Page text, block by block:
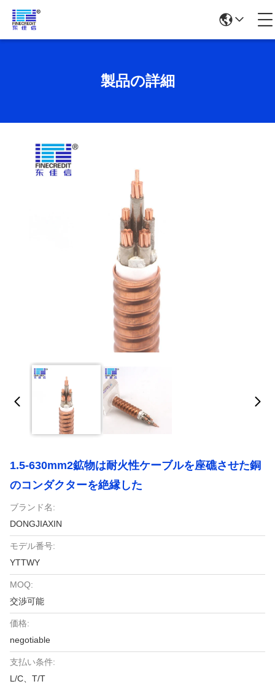
製品の詳細
1.5-630mm2鉱物は耐火性ケーブルを座礁させた銅
のコンダクターを絶縁した
ブランド名:
DONGJIAXIN
モデル番号:
YTTWY
MOQ:
交渉可能
価格:
negotiable
支払い条件:
L/C、T/T